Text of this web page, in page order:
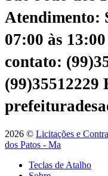
Atendimento:
07:00 às 13:00
contato:
(99)35512229
2026 © Licitações e
dos Patos - Ma
Teclas de Atalho